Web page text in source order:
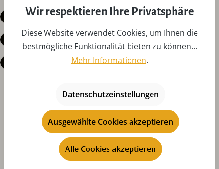
Produktdetails
Fragen zum Produkt
Produktgalerie überspringen
Das könnte Ihnen auch gefallen
Wir respektieren Ihre Privatsphäre
Diese Website verwendet Cookies, um Ihnen die
bestmögliche Funktionalität bieten zu können...
Mehr Informationen.
Datenschutzeinstellungen
Ausgewählte Cookies akzeptieren
Alle Cookies akzeptieren